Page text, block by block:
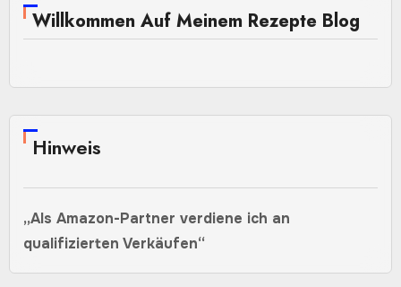
Willkommen Auf Meinem Rezepte Blog
Hinweis
„Als Amazon-Partner verdiene ich an
qualifizierten Verkäufen“